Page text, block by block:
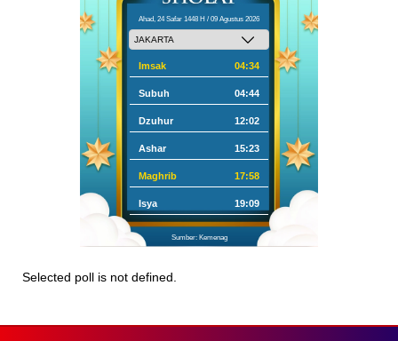
Ahad, 24 Safar 1448 H / 09 Agustus 2026
Imsak 04:34
Subuh 04:44
Dzuhur 12:02
Ashar 15:23
Maghrib 17:58
Isya 19:09
Sumber: Kemenag
Selected poll is not defined.